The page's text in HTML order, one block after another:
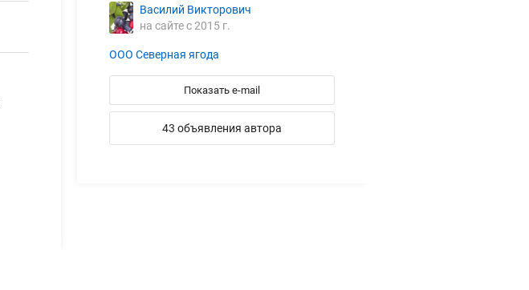
Василий Викторович
на сайте с 2015 г.
ООО Северная ягода
Показать e-mail
43 объявления автора